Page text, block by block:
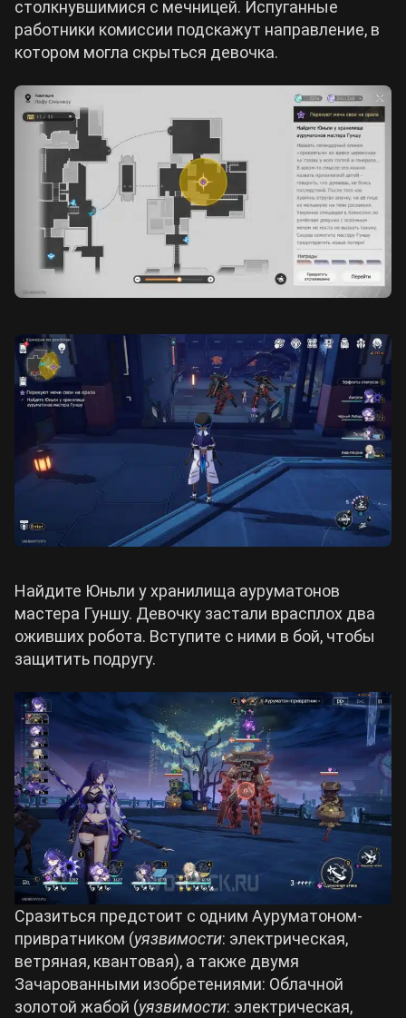
столкнувшимися с мечницей. Испуганные
работники комиссии подскажут направление, в
котором могла скрыться девочка.
Найдите Юньли у хранилища ауруматонов
мастера Гуншу. Девочку застали врасплох два
оживших робота. Вступите с ними в бой, чтобы
защитить подругу.
Сразиться предстоит с одним Ауруматоном-
привратником (уязвимости: электрическая,
ветряная, квантовая), а также двумя
Зачарованными изобретениями: Облачной
золотой жабой (уязвимости: электрическая,